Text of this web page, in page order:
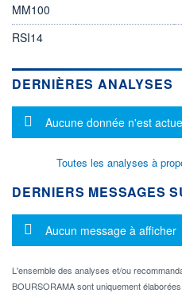
MM100
RSI14
DERNIÈRES ANALYSES
Message d'information
Aucune donnée n'est
Toutes les analyses à
DERNIERS MESSAGES
Message d'information
Aucun message à afficher
L'ensemble des analyses et/ou
BOURSORAMA sont uniquement